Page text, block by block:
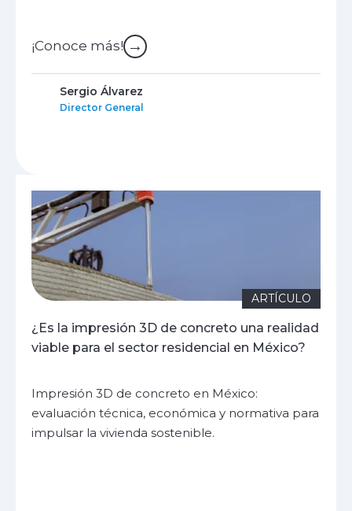
¡Conoce más! →
Sergio Álvarez
Director General
ARTÍCULO
¿Es la impresión 3D de concreto una realidad
viable para el sector residencial en México?
Impresión 3D de concreto en México:
evaluación técnica, económica y normativa para
impulsar la vivienda sostenible.